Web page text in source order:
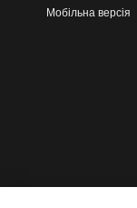
Класика з
Ізомальт,
Пшеничне,
Мобільна версія